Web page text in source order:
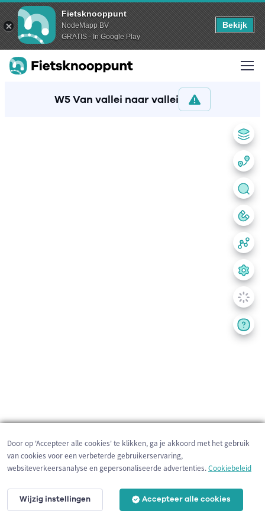
Fietsknooppunt
NodeMapp BV
GRATIS - In Google Play
Bekijk
W5 Van vallei naar vallei
10 km
Door op 'Accepteer alle cookies' te klikken, ga je akkoord met het gebruik
van cookies voor een verbeterde gebruikerservaring,
websiteverkeersanalyse en gepersonaliseerde advertenties.Cookiebeleid
Wijzig instellingen Accepteer alle cookies